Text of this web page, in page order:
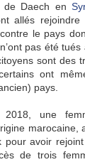
de Daech en
allés rejoindre
le pays
pas été tués
sont des
ont
pays.
une
marocaine,
pour avoir
de trois